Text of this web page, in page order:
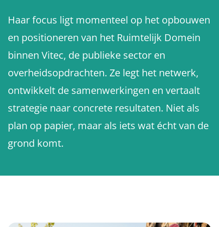
Haar focus ligt momenteel op het opbouwen
en positioneren van het Ruimtelijk Domein
binnen Vitec, de publieke sector en
overheidsopdrachten. Ze legt het netwerk,
ontwikkelt de samenwerkingen en vertaalt
strategie naar concrete resultaten. Niet als
plan op papier, maar als iets wat écht van de
grond komt.